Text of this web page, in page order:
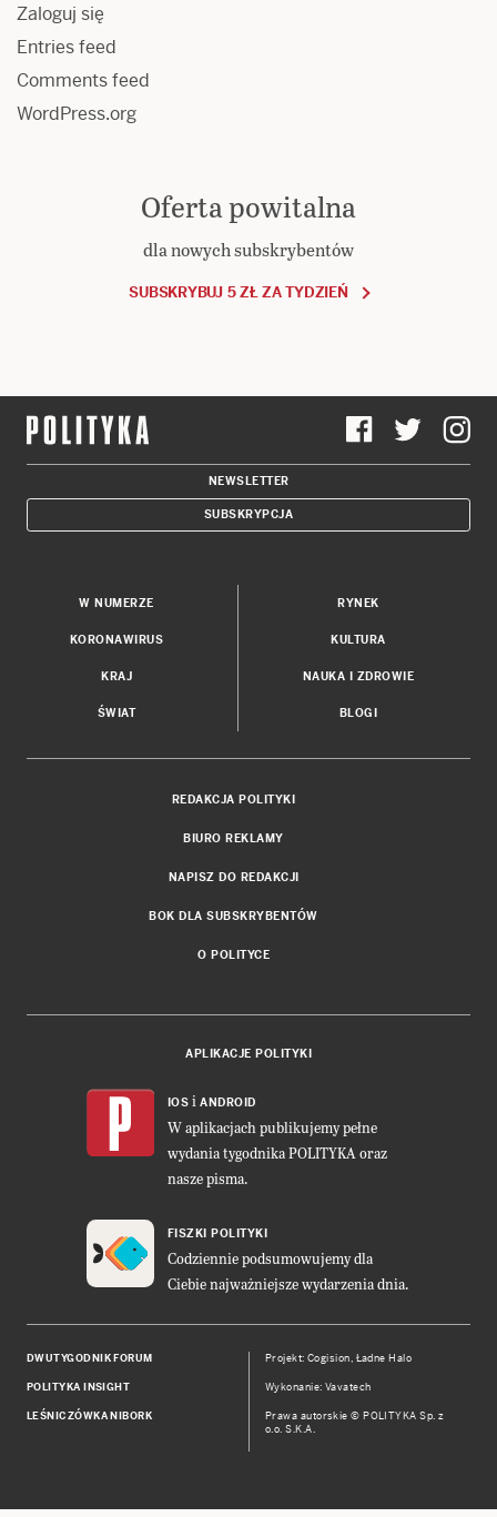
Zaloguj się
Entries feed
Comments feed
WordPress.org
Oferta powitalna
dla nowych subskrybentów
SUBSKRYBUJ 5 ZŁ ZA TYDZIEŃ
NEWSLETTER
SUBSKRYPCJA
W NUMERZE
KORONAWIRUS
KRAJ
ŚWIAT
RYNEK
KULTURA
NAUKA I ZDROWIE
BLOGI
REDAKCJA POLITYKI
BIURO REKLAMY
NAPISZ DO REDAKCJI
BOK DLA SUBSKRYBENTÓW
O POLITYCE
APLIKACJE POLITYKI
IOS i ANDROID
W aplikacjach publikujemy pełne
wydania tygodnika POLITYKA oraz
nasze pisma.
FISZKI POLITYKI
Codziennie podsumowujemy dla
Ciebie najważniejsze wydarzenia dnia.
DWUTYGODNIK FORUM
POLITYKA INSIGHT
LEŚNICZÓWKA NIBORK
Projekt:Cogision, Ładne Halo
Wykonanie: Vavatech
Prawa autorskie © POLITYKA Sp. z
o.o. S.K.A.